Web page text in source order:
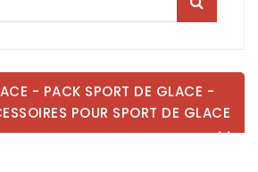
- PACK SPORT DE GLACE -
POUR SPORT DE GLACE